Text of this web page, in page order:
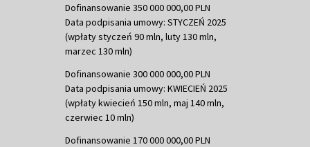
Dofinansowanie 350 000 000,00 PLN
Data podpisania umowy: STYCZEŃ 2025
(wpłaty styczeń 90 mln, luty 130 mln,
marzec 130 mln)
Dofinansowanie 300 000 000,00 PLN
Data podpisania umowy: KWIECIEŃ 2025
(wpłaty kwiecień 150 mln, maj 140 mln,
czerwiec 10 mln)
Dofinansowanie 170 000 000,00 PLN